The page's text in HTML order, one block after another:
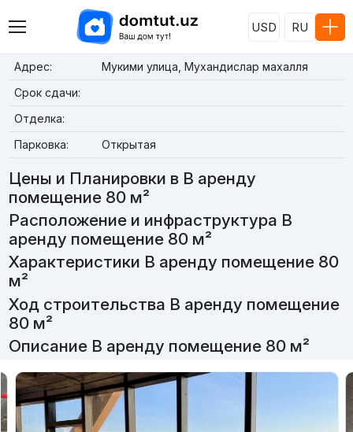
USD RU
Адрес:
Мукими улица, Мухандислар махалля
Срок сдачи:
Отделка:
Парковка:
Открытая
Цены и Планировки в В аренду
помещение 80 м²
Расположение и инфраструктура В
аренду помещение 80 м²
Характеристики В аренду помещение 80
м²
Ход строительства В аренду помещение
80 м²
Описание В аренду помещение 80 м²